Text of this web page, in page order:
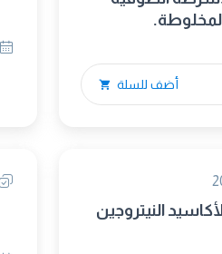
أضف للسلة
النيتروجين